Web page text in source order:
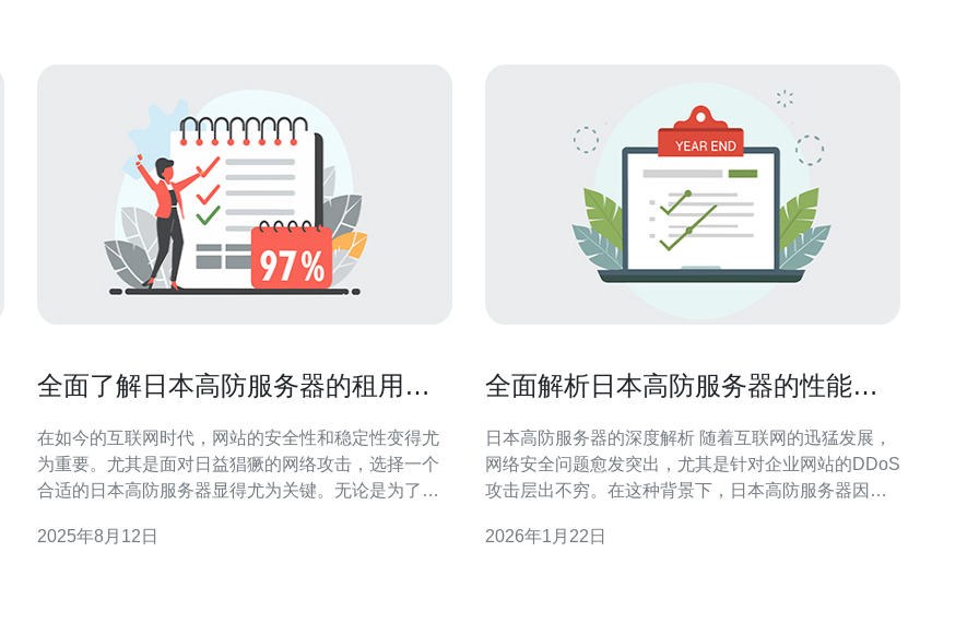
全面了解日本高防服务器的租用流
在如今的互联网时代，网站的安全性和稳定性变得尤
为重要。尤其是面对日益猖獗的网络攻击，选择一个
合适的日本高防服务器显得尤为关键。无论是为了获
解日本高防服务器的租用流程与费用都将帮助您做出
2025年8月12日
全面解析日本高防服务器的性能和
日本高防服务器的深度解析 随着互联网的迅猛发展，
网络安全问题愈发突出，尤其是针对企业网站的DDoS
攻击层出不穷。在这种背景下，日本高防服务器因其
防服务器的性能和特点，帮助您更好地了解这一技术
2026年1月22日